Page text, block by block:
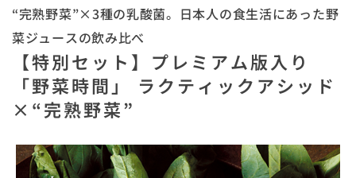
“完熟野菜”×3種の乳酸菌。日本人の食生活にあった野
菜ジュースの飲み比べ
【特別セット】プレミアム版入り
「野菜時間」 ラクティックアシッド
×“完熟野菜”